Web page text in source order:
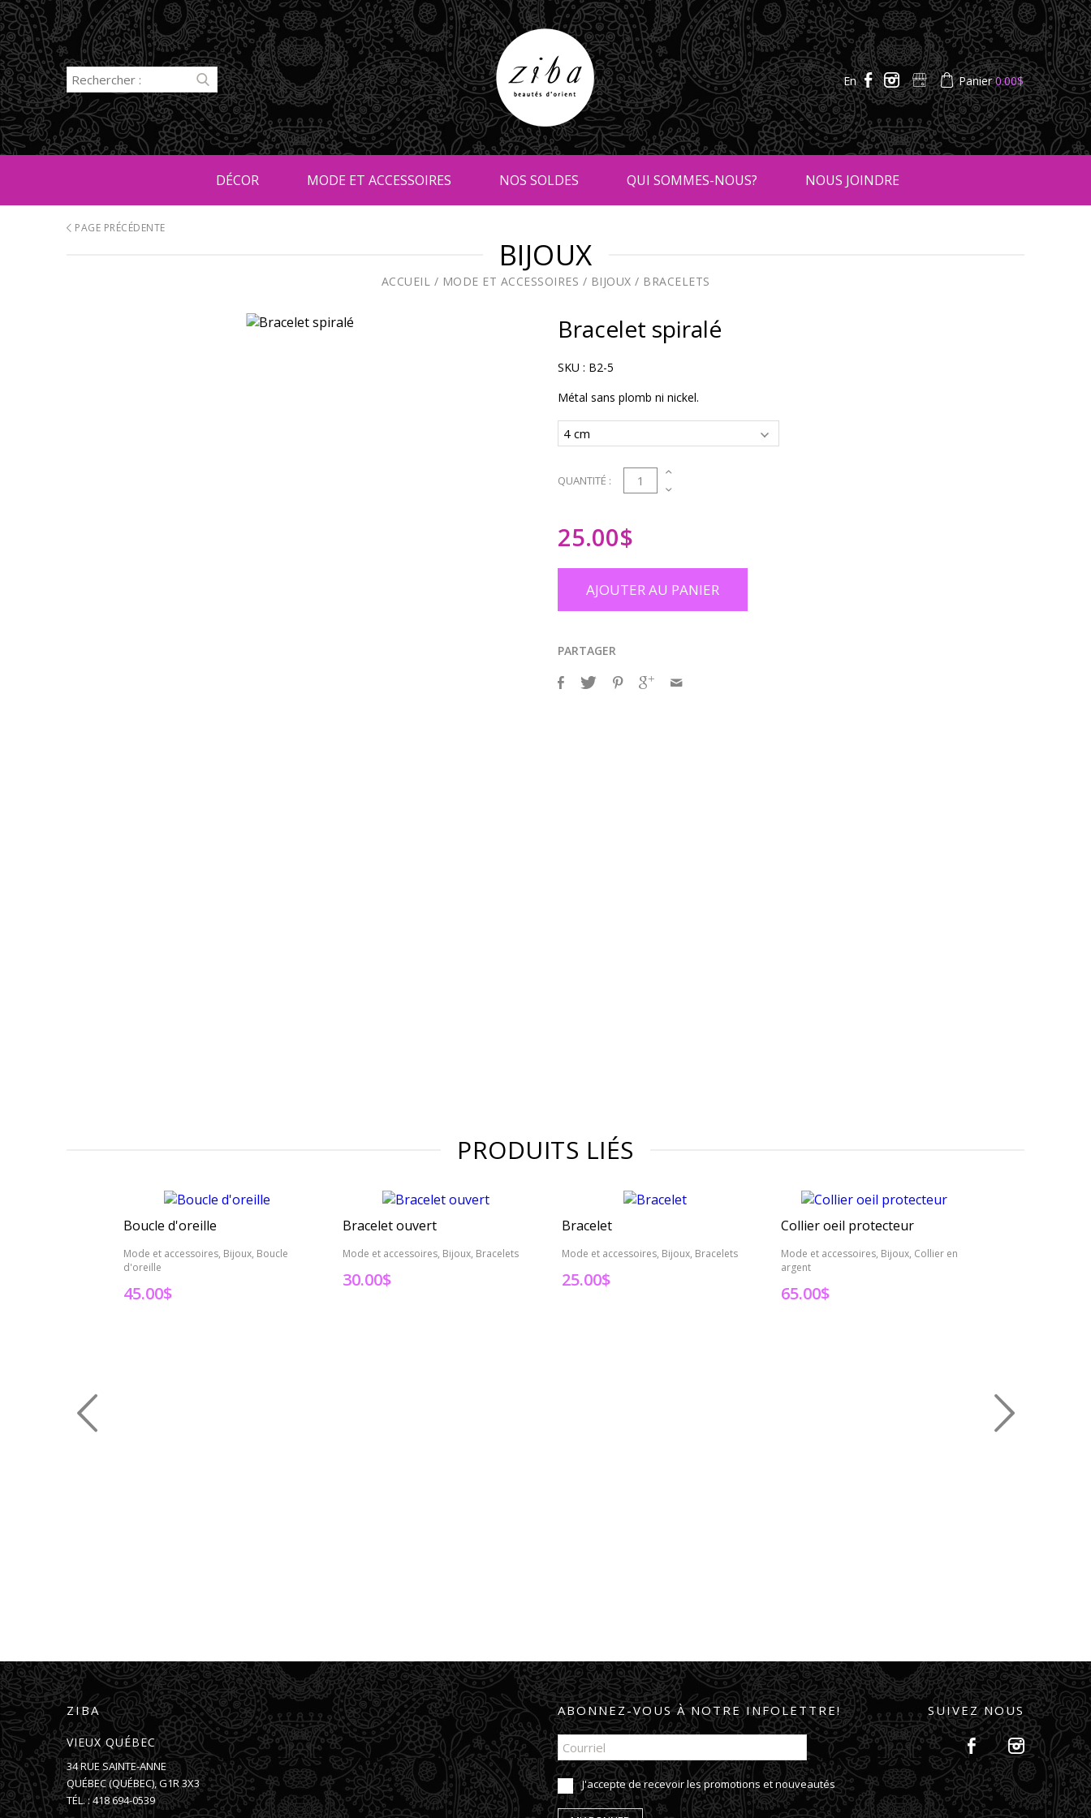
En Panier0.00$
DÉCOR MODE ET ACCESSOIRES NOS SOLDES QUI SOMMES-NOUS? NOUS JOINDRE
PAGE PRÉCÉDENTE
BIJOUX
ACCUEIL / MODE ET ACCESSOIRES / BIJOUX / BRACELETS
Bracelet spiralé
SKU : B2-5
Métal sans plomb ni nickel.
QUANTITÉ : 1
25.00$
AJOUTER AU PANIER
PARTAGER
PRODUITS LIÉS
Boucle d'oreille
Mode et accessoires, Bijoux, Boucle
d'oreille
45.00$
Bracelet ouvert
Mode et accessoires, Bijoux, Bracelets
30.00$
Bracelet
Mode et accessoires, Bijoux, Bracelets
25.00$
Collier oeil protecteur
Mode et accessoires, Bijoux, Collier en
argent
65.00$
ZIBA
VIEUX QUÉBEC
34 RUE SAINTE-ANNE
QUÉBEC(QUÉBEC),G1R 3X3
TÉL. :418 694-0539
ABONNEZ-VOUS À NOTRE INFOLETTRE!
J'accepte de recevoir les promotions et nouveautés
SUIVEZ NOUS